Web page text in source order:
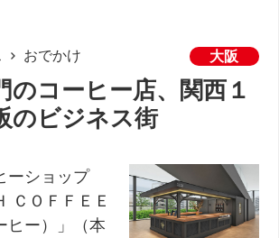
おでかけ 大阪
のコーヒー店、関西１
のビジネス街
ーショップ
ＣＯＦＦＥＥ
ヒー）」（本